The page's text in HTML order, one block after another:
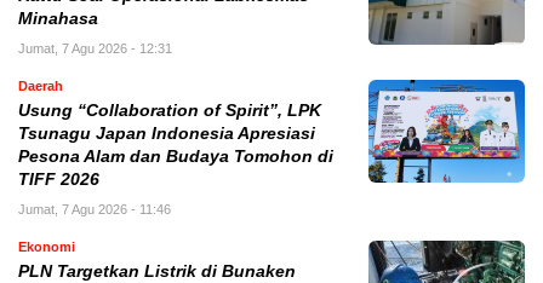
Minahasa
Jumat, 7 Agu 2026 - 12:31
Daerah
Usung “Collaboration of Spirit”, LPK
Tsunagu Japan Indonesia Apresiasi
Pesona Alam dan Budaya Tomohon di
TIFF 2026
Jumat, 7 Agu 2026 - 11:46
Ekonomi
PLN Targetkan Listrik di Bunaken